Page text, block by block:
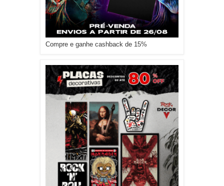
Compre e ganhe cashback de 15%